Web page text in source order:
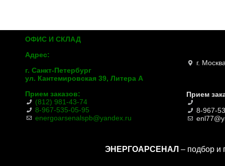
ОФИС И СКЛАД
Адрес:
г. Санкт-Петербург
ул. Кантемировская 39, Литера А
Прием заказов:
(812) 981-43-74
8-967-535-05-95
energoarsenalspb@yandex.ru
г.
Прием
8-967-
ЭНЕРГОАРСЕНАЛ – подбор и